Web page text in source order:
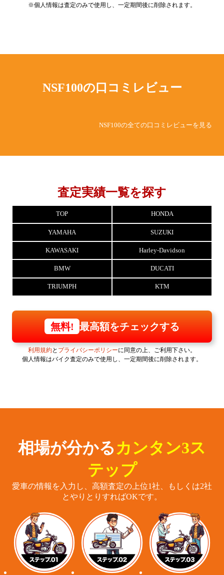
※個人情報は査定のみで使用し、一定期間後に削除されます。
NSF100の 口コミレビュー
NSF100の全ての口コミレビューを見る
査定実績一覧を探す
TOP HONDA
YAMAHA SUZUKI
KAWASAKI Harley-Davidson
BMW DUCATI
TRIUMPH KTM
無料! 最高額をチェックする
利用規約と プライバシーポリシーに同意の上、ご利用下さい。
個人情報はバイク査定のみで使用し、一定期間後に削除されます。
相場が分かる カンタン3ス
テップ
愛車の情報を入力し、高額査定の上位1社、もしくは2社
とやりとりすればOKです。